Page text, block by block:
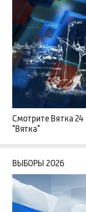
Смотрите Вятка
"Вятка"
ВЫБОРЫ 2026